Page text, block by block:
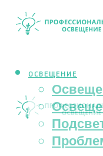
ОСВЕЩЕНИЕ